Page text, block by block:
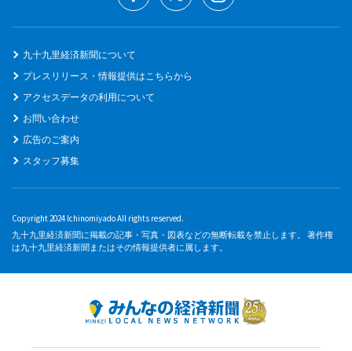
九十九里経済新聞について
プレスリリース・情報提供はこちらから
アクセスデータの利用について
お問い合わせ
広告のご案内
スタッフ募集
Copyright 2024 Ichinomiyado All rights reserved.
九十九里経済新聞に掲載の記事・写真・図表などの無断転載を禁止します。 著作権
は九十九里経済新聞またはその情報提供者に属します。